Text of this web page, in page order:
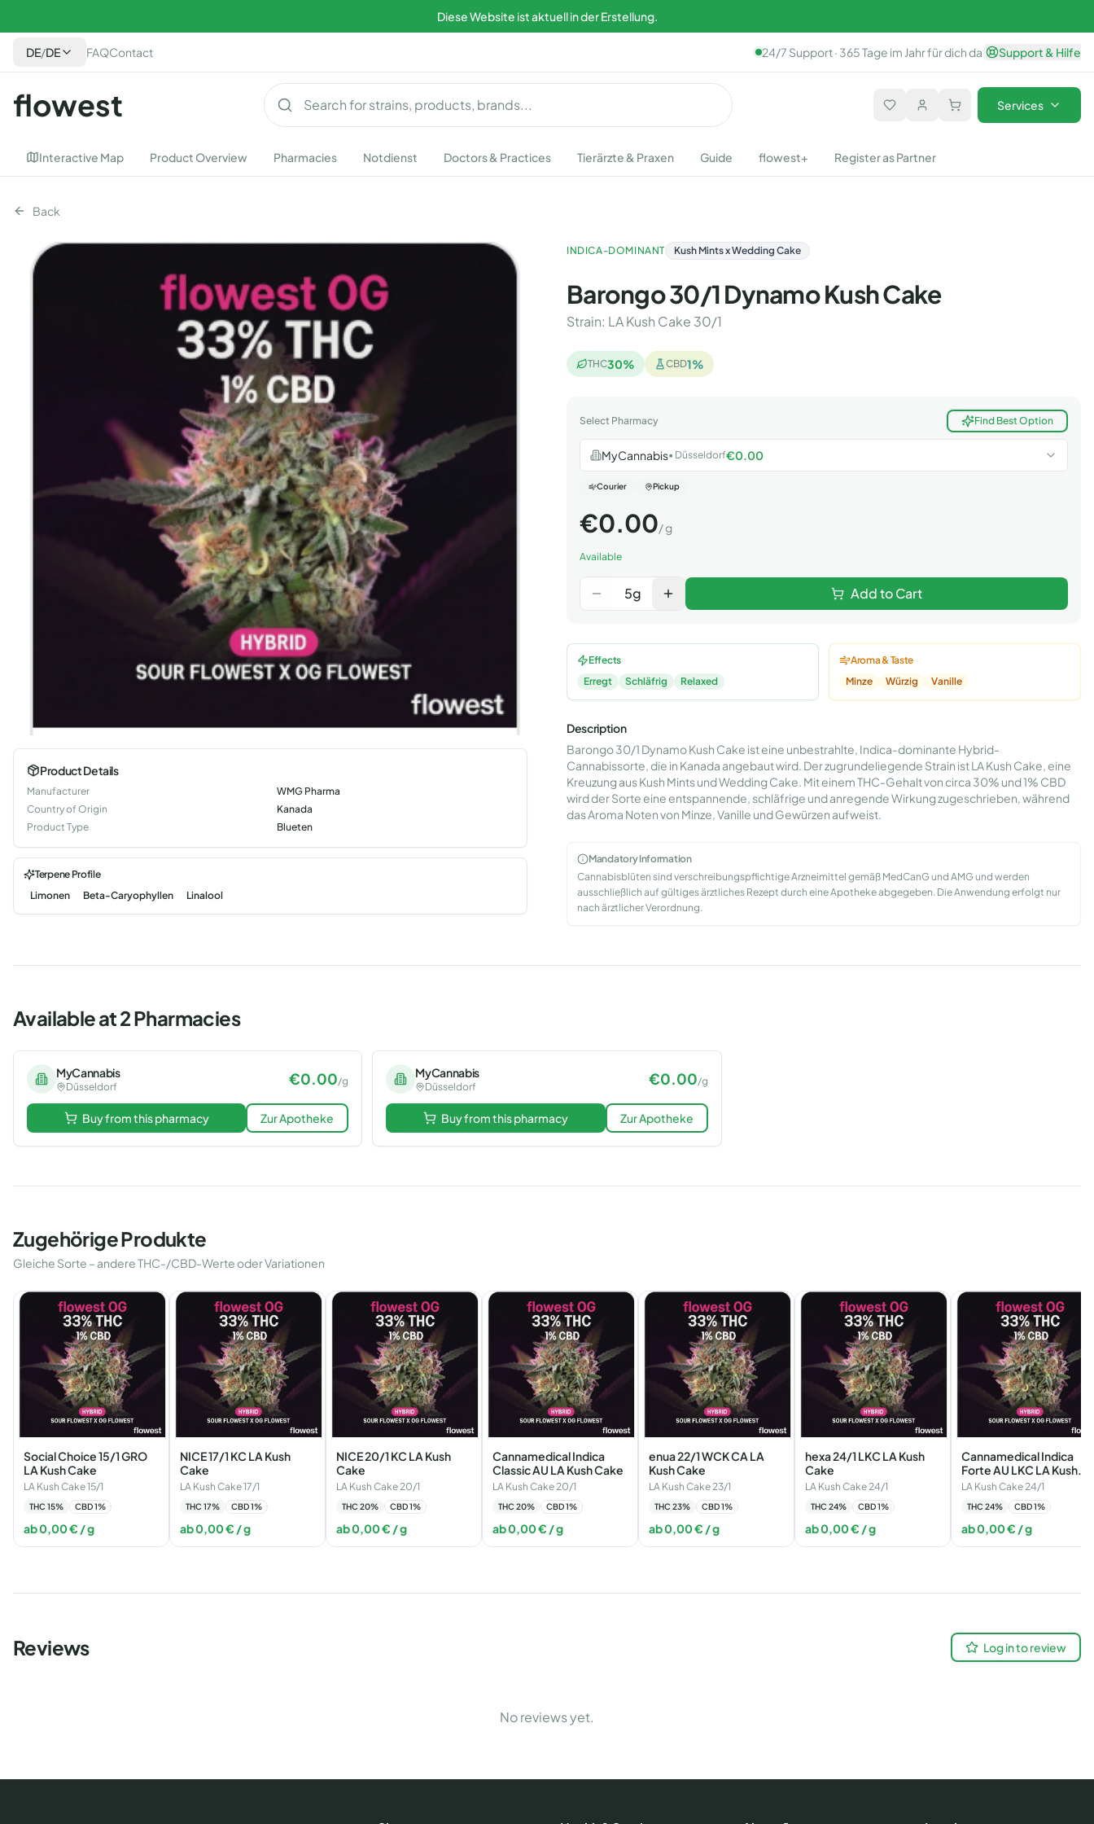
Diese Website ist aktuell in der Erstellung.
DE/DE FAQContact 24/7 Support · 365 Tage im Jahr für dich da Support & Hilfe
flowest Services
Interactive Map Product Overview Pharmacies Notdienst Doctors & Practices Tierärzte & Praxen Guide flowest+ Register as Partner
Back
Product Details
Manufacturer
WMG Pharma
Country of Origin
Kanada
Product Type
Blueten
Terpene Profile
Limonen
Beta-Caryophyllen Linalool
INDICA-DOMINANT Kush Mints x Wedding Cake
Barongo 30/1 Dynamo Kush Cake
Strain: LA Kush Cake 30/1
THC30% CBD1%
Select Pharmacy Find Best Option
MyCannabis• Düsseldorf€0.00
Courier Pickup
€0.00/g
Available
5g Add to Cart
Effects
Erregt
Schläfrig Relaxed
Aroma & Taste
Minze
Würzig Vanille
Description
Barongo 30/1 Dynamo Kush Cake ist eine unbestrahlte, Indica-dominante Hybrid-
Cannabissorte, die in Kanada angebaut wird. Der zugrundeliegende Strain ist LA Kush Cake, eine
Kreuzung aus Kush Mints und Wedding Cake. Mit einem THC-Gehalt von circa 30% und 1% CBD
wird der Sorte eine entspannende, schläfrige und anregende Wirkung zugeschrieben, während
das Aroma Noten von Minze, Vanille und Gewürzen aufweist.
Mandatory Information
Cannabisblüten sind verschreibungspflichtige Arzneimittel gemäß MedCanG und AMG und werden
ausschließlich auf gültiges ärztliches Rezept durch eine Apotheke abgegeben. Die Anwendung erfolgt nur
nach ärztlicher Verordnung.
Available at 2 Pharmacies
MyCannabis
Düsseldorf €0.00/g
Buy from this pharmacy Zur Apotheke
MyCannabis
Düsseldorf €0.00/g
Buy from this pharmacy Zur Apotheke
Zugehörige Produkte
Gleiche Sorte – andere THC-/CBD-Werte oder Variationen
Social Choice 15/1 GRO
LA Kush Cake
LA Kush Cake 15/1
THC 15% CBD1%
ab0,00€ / g
NICE 17/1 KC LA Kush
Cake
LA Kush Cake 17/1
THC 17% CBD1%
ab0,00€ / g
NICE 20/1 KC LA Kush
Cake
LA Kush Cake 20/1
THC 20% CBD1%
ab0,00€ / g
Cannamedical Indica
Classic AU LA Kush Cake
LA Kush Cake 20/1
THC 20% CBD1%
ab0,00€ / g
enua 22/1 WCK CA LA
Kush Cake
LA Kush Cake 23/1
THC 23% CBD1%
ab0,00€ / g
hexa 24/1 LKC LA Kush
Cake
LA Kush Cake 24/1
THC 24% CBD1%
ab0,00€ / g
Cannamedical Indica
Forte AU LKC LA Kush
Cake
LA Kush Cake 24/1
THC 24% CBD1%
ab0,00€ / g
Reviews Log in to review
No reviews yet.